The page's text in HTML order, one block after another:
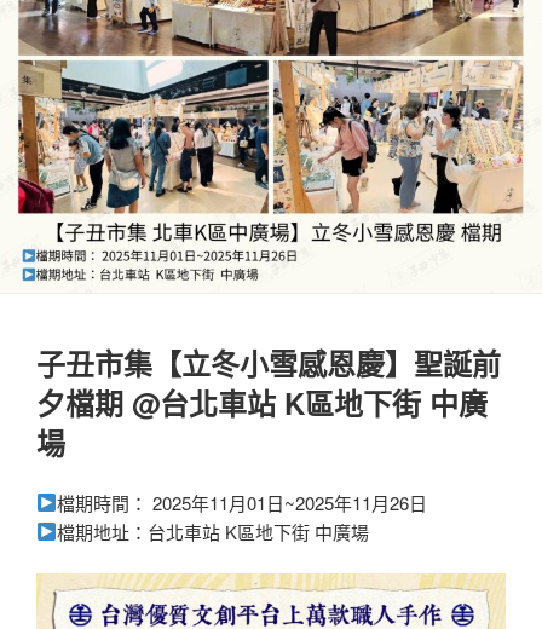
子丑市集【立冬小雪感恩慶】聖誕前
夕檔期 @台北車站 K區地下街 中廣
場
檔期時間： 2025年11月01日~2025年11月26日
檔期地址：台北車站 K區地下街 中廣場